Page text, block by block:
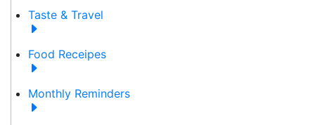
Taste & Travel
Food Receipes
Monthly Reminders